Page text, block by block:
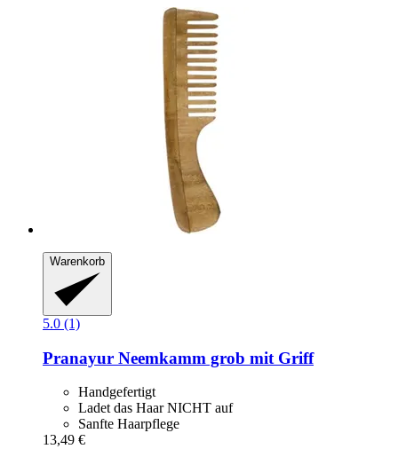
Warenkorb
5.0 (1)
Pranayur Neemkamm grob mit Griff
Handgefertigt
Ladet das Haar NICHT auf
Sanfte Haarpflege
13,49 €